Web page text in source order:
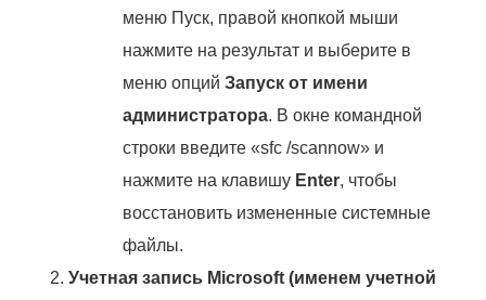
меню Пуск, правой кнопкой мыши
нажмите на результат и выберите в
меню опцийЗапуск от имени
администратора. В окне командной
строки введите «sfc /scannow» и
нажмите на клавишу Enter, чтобы
восстановить измененные системные
файлы.
Учетная запись Microsoft (именем учетной